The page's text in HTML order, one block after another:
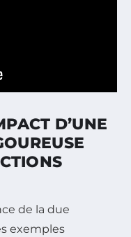
D’UNE
de la due
exemples